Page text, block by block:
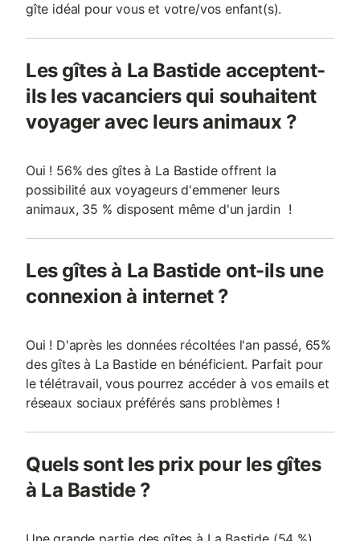
gîte idéal pour vous et votre/vos enfant(s).
Les gîtes à La Bastide acceptent-
ils les vacanciers qui souhaitent
voyager avec leurs animaux ?
Oui ! 56% des gîtes à La Bastide offrent la
possibilité aux voyageurs d'emmener leurs
animaux, 35 % disposent même d'un jardin !
Les gîtes à La Bastide ont-ils une
connexion à internet ?
Oui ! D'après les données récoltées l'an passé, 65%
des gîtes à La Bastide en bénéficient. Parfait pour
le télétravail, vous pourrez accéder à vos emails et
réseaux sociaux préférés sans problèmes !
Quels sont les prix pour les gîtes
à La Bastide ?